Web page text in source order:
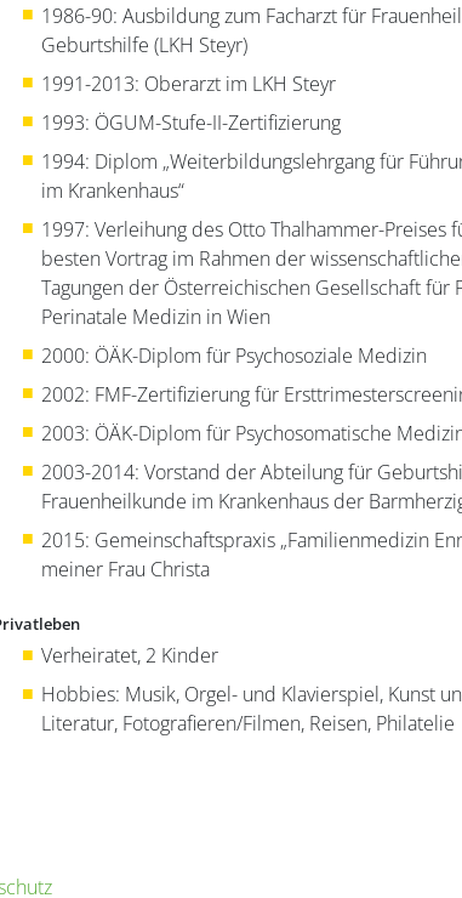
1986-90: Ausbildung zum Facharzt für
Geburtshilfe (LKH Steyr)
1991-2013: Oberarzt im LKH Steyr
1993: ÖGUM-Stufe-II-Zertifizierung
1994: Diplom „Weiterbildungslehrgang für
im Krankenhaus“
1997: Verleihung des Otto Thalhammer-Preises
besten Vortrag im Rahmen der
Tagungen der Österreichischen Gesellschaft für
Perinatale Medizin in Wien
2000: ÖÄK-Diplom für Psychosoziale Medizin
2002: FMF-Zertifizierung für
2003: ÖÄK-Diplom für Psychosomatische
2003-2014: Vorstand der Abteilung für
Frauenheilkunde im Krankenhaus der
2015: Gemeinschaftspraxis „Familienmedizin
meiner Frau Christa
Verheiratet, 2 Kinder
Hobbies: Musik, Orgel- und Klavierspiel, Kunst
Literatur, Fotografieren/Filmen, Reisen, Philatelie